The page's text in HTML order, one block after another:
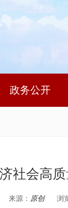
政务公开
社会高
来源： 原创 浏